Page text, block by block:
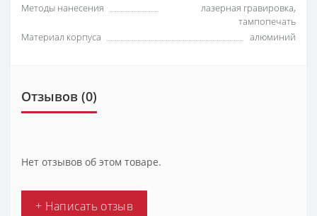
Методы нанесения
лазерная гравировка,
тампопечать
Материал корпуса
алюминий
Отзывов (0)
Нет отзывов об этом товаре.
+ Написать отзыв